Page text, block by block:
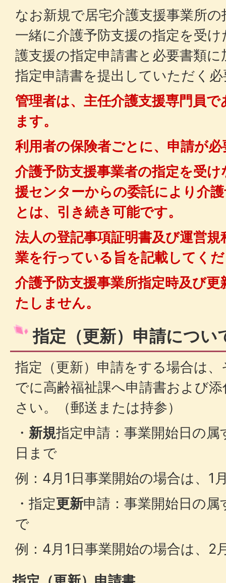
なお新規で居宅介護支援事業所
一緒に介護予防支援の指定を受
護支援の指定申請書と必要書類
指定申請書を提出していただく
管理者は、主任介護支援専門員
ます。
利用者の保険者ごとに、申請が
介護予防支援事業者の指定を受
援センターからの委託により介
とは、引き続き可能です。
法人の登記事項証明書及び運営
業を行っている旨を記載してく
介護予防支援事業所指定時及び
たしません。
指定（更新）申請につい
指定（更新）申請をする場合は
でに高齢福祉課へ申請書および
さい。（郵送または持参）
・ 新規指定申請：事業開始日の
日まで
例：4月1日事業開始の場合は、1
・指定更新申請：事業開始日の
で
例：4月1日事業開始の場合は、2